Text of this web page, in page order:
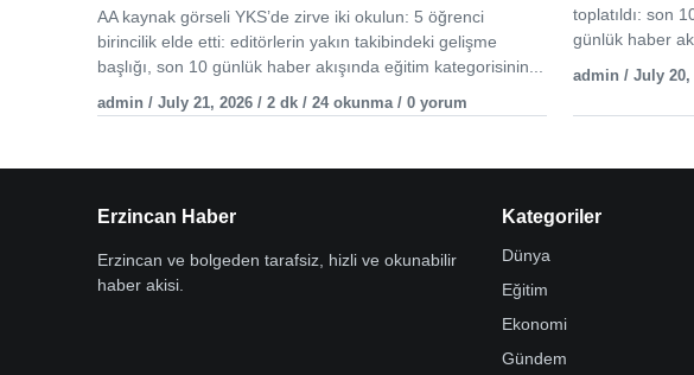
AA kaynak görseli YKS’de zirve iki okulun: 5 öğrenci
birincilik elde etti: editörlerin yakın takibindeki gelişme
başlığı, son 10 günlük haber akışında eğitim kategorisinin...
admin / July 21, 2026 / 2 dk / 24 okunma / 0 yorum
toplatıldı: son
günlük haber
admin / July 20,
Erzincan Haber
Erzincan ve bolgeden tarafsiz, hizli ve okunabilir
haber akisi.
Kategoriler
Dünya
Eğitim
Ekonomi
Gündem